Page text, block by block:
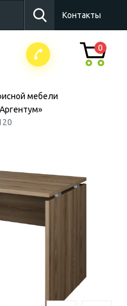
Контакты
0
мебели